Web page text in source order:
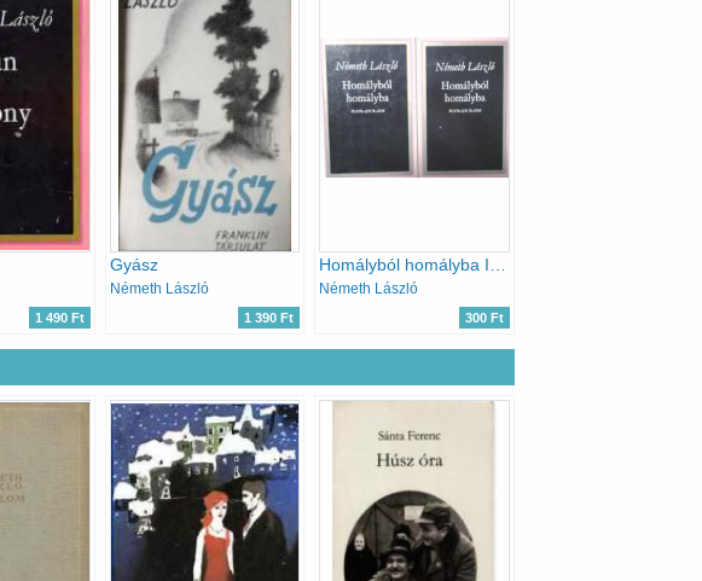
1 490 Ft
Gyász
Németh László
1 390 Ft
Homályból homályba I-II.
Németh László
300 Ft